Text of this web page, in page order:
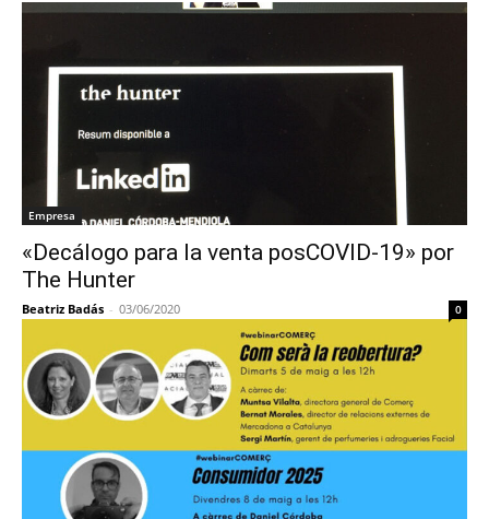
Empresa
«Decálogo para la venta posCOVID-19» por
The Hunter
Beatriz Badás - 03/06/2020 0